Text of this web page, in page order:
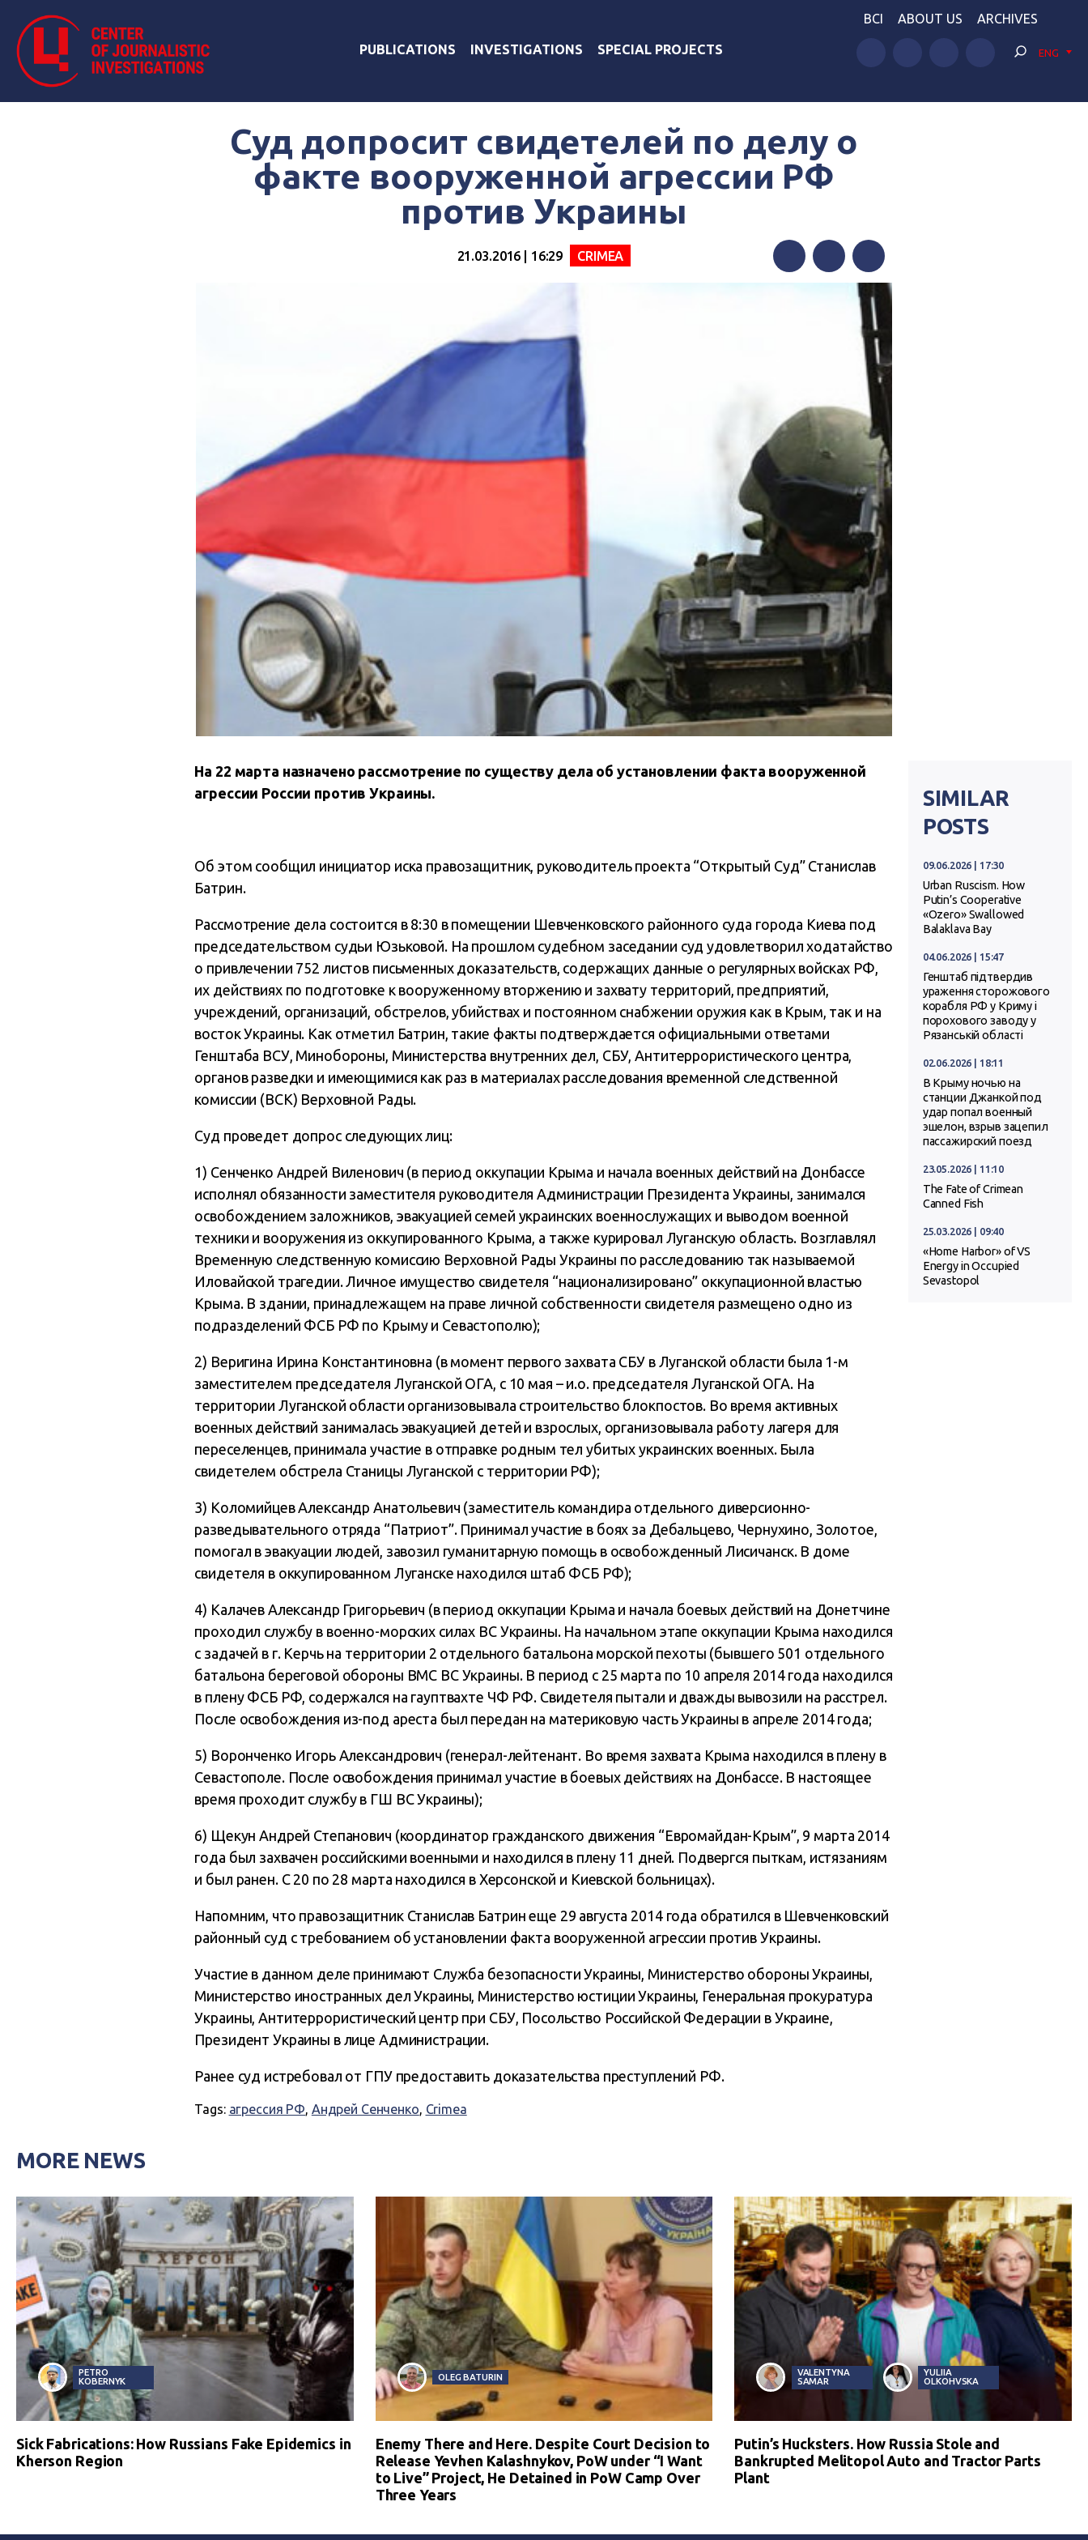
PUBLICATIONS INVESTIGATIONS SPECIAL PROJECTS
BCI ABOUT US ARCHIVES
ENG
Суд допросит свидетелей по делу о
факте вооруженной агрессии РФ
против Украины
21.03.2016 | 16:29 CRIMEA
Telegram
На 22 марта назначено рассмотрение по существу дела об установлении факта вооруженной
агрессии России против Украины.
Об этом сообщил инициатор иска правозащитник, руководитель проекта “Открытый Суд” Станислав
Батрин.
Рассмотрение дела состоится в 8:30 в помещении Шевченковского районного суда города Киева под
председательством судьи Юзьковой. На прошлом судебном заседании суд удовлетворил ходатайство
о привлечении 752 листов письменных доказательств, содержащих данные о регулярных войсках РФ,
их действиях по подготовке к вооруженному вторжению и захвату территорий, предприятий,
учреждений, организаций, обстрелов, убийствах и постоянном снабжении оружия как в Крым, так и на
восток Украины. Как отметил Батрин, такие факты подтверждается официальными ответами
Генштаба ВСУ, Минобороны, Министерства внутренних дел, СБУ, Антитеррористического центра,
органов разведки и имеющимися как раз в материалах расследования временной следственной
комиссии (ВСК) Верховной Рады.
Суд проведет допрос следующих лиц:
1) Сенченко Андрей Виленович (в период оккупации Крыма и начала военных действий на Донбассе
исполнял обязанности заместителя руководителя Администрации Президента Украины, занимался
освобождением заложников, эвакуацией семей украинских военнослужащих и выводом военной
техники и вооружения из оккупированного Крыма, а также курировал Луганскую область. Возглавлял
Временную следственную комиссию Верховной Рады Украины по расследованию так называемой
Иловайской трагедии. Личное имущество свидетеля “национализировано” оккупационной властью
Крыма. В здании, принадлежащем на праве личной собственности свидетеля размещено одно из
подразделений ФСБ РФ по Крыму и Севастополю);
2) Веригина Ирина Константиновна (в момент первого захвата СБУ в Луганской области была 1-м
заместителем председателя Луганской ОГА, с 10 мая – и.о. председателя Луганской ОГА. На
территории Луганской области организовывала строительство блокпостов. Во время активных
военных действий занималась эвакуацией детей и взрослых, организовывала работу лагеря для
переселенцев, принимала участие в отправке родным тел убитых украинских военных. Была
свидетелем обстрела Станицы Луганской с территории РФ);
3) Коломийцев Александр Анатольевич (заместитель командира отдельного диверсионно-
разведывательного отряда “Патриот”. Принимал участие в боях за Дебальцево, Чернухино, Золотое,
помогал в эвакуации людей, завозил гуманитарную помощь в освобожденный Лисичанск. В доме
свидетеля в оккупированном Луганске находился штаб ФСБ РФ);
4) Калачев Александр Григорьевич (в период оккупации Крыма и начала боевых действий на Донетчине
проходил службу в военно-морских силах ВС Украины. На начальном этапе оккупации Крыма находился
с задачей в г. Керчь на территории 2 отдельного батальона морской пехоты (бывшего 501 отдельного
батальона береговой обороны ВМС ВС Украины. В период с 25 марта по 10 апреля 2014 года находился
в плену ФСБ РФ, содержался на гауптвахте ЧФ РФ. Свидетеля пытали и дважды вывозили на расстрел.
После освобождения из-под ареста был передан на материковую часть Украины в апреле 2014 года;
5) Воронченко Игорь Александрович (генерал-лейтенант. Во время захвата Крыма находился в плену в
Севастополе. После освобождения принимал участие в боевых действиях на Донбассе. В настоящее
время проходит службу в ГШ ВС Украины);
6) Щекун Андрей Степанович (координатор гражданского движения “Евромайдан-Крым”, 9 марта 2014
года был захвачен российскими военными и находился в плену 11 дней. Подвергся пыткам, истязаниям
и был ранен. С 20 по 28 марта находился в Херсонской и Киевской больницах).
Напомним, что правозащитник Станислав Батрин еще 29 августа 2014 года обратился в Шевченковский
районный суд с требованием об установлении факта вооруженной агрессии против Украины.
Участие в данном деле принимают Служба безопасности Украины, Министерство обороны Украины,
Министерство иностранных дел Украины, Министерство юстиции Украины, Генеральная прокуратура
Украины, Антитеррористический центр при СБУ, Посольство Российской Федерации в Украине,
Президент Украины в лице Администрации.
Ранее суд истребовал от ГПУ предоставить доказательства преступлений РФ.
Tags: агрессия РФ, Андрей Сенченко, Crimea
SIMILAR
POSTS
09.06.2026 | 17:30
Urban Ruscism. How
Putin’s Cooperative
«Ozero» Swallowed
Balaklava Bay
04.06.2026 | 15:47
Генштаб підтвердив
ураження сторожового
корабля РФ у Криму і
порохового заводу у
Рязанській області
02.06.2026 | 18:11
В Крыму ночью на
станции Джанкой под
удар попал военный
эшелон, взрыв зацепил
пассажирский поезд
23.05.2026 | 11:10
The Fate of Crimean
Canned Fish
25.03.2026 | 09:40
«Home Harbor» of VS
Energy in Occupied
Sevastopol
MORE NEWS
PETRO
KOBERNYK
Sick Fabrications: How Russians Fake Epidemics in
Kherson Region
OLEG BATURIN
Enemy There and Here. Despite Court Decision to
Release Yevhen Kalashnykov, PoW under “I Want
to Live” Project, He Detained in PoW Camp Over
Three Years
VALENTYNA
SAMAR
YULIIA
OLKOHVSKA
Putin’s Hucksters. How Russia Stole and
Bankrupted Melitopol Auto and Tractor Parts
Plant